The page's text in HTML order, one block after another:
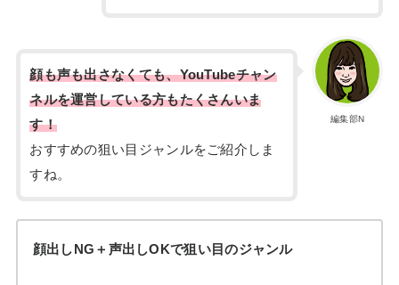
編集部N
顔も声も出さなくても、YouTubeチャン
ネルを運営している方もたくさんいま
す！
おすすめの狙い目ジャンルをご紹介しま
すね。
顔出しNG＋声出しOKで狙い目のジャンル